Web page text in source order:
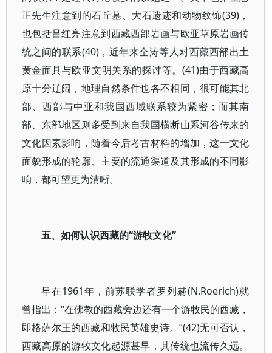
正先生注意到的石丘墓、大石遗迹和动物纹饰(39)，
也包括吕红亮注意到西藏西部岩画与欧亚草原岩画传
统之间的联系(40)，近年来仝涛等人对西藏西部出土
黄金面具与欧亚文明关系的探讨等。(41)由于西藏高
原十分辽阔，地理自然条件也各不相同，很可能其北
部、西部与中亚和我国西域联系较为紧密；而其南
部、东部地区则多受到来自我国横断山系河谷传来的
文化因素影响，随着今后考古材料的增加，这一文化
面貌形成的轮廓、主要的流通渠道及其形成的不同影
响，都可望更为清晰。
五、如何认识西藏的“游牧文化”
早在1961年，前苏联学者罗列赫(N.Roerich)就
曾指出：“在佛教的西藏旁边还有一个游牧民的西藏，
即格萨尔王的西藏和牧民英雄史诗。”(42)无可否认，
西藏高原的游牧文化起源甚早，其传统也流传久远。